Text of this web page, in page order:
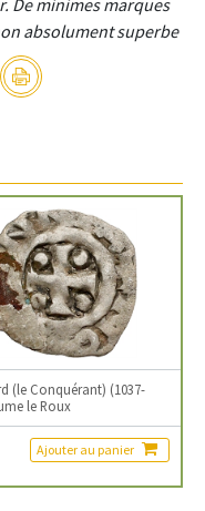
absolument superbe
(le Conquérant) (1037-
le Roux
Ajouter au panier